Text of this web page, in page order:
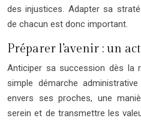
des injustices. Adapter sa
de chacun est donc important.
Préparer l’avenir : un
Anticiper sa succession dès la
simple démarche
envers ses proches, une
serein et de transmettre les